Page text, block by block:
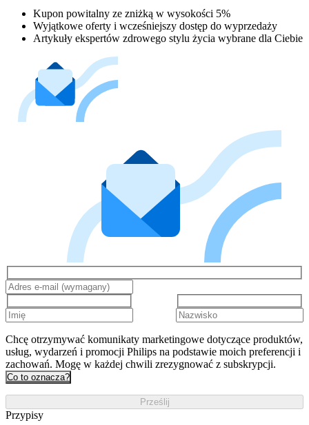
Kupon powitalny ze zniżką w wysokości 5%
Wyjątkowe oferty i wcześniejszy dostęp do wyprzedaży
Artykuły ekspertów zdrowego stylu życia wybrane dla Ciebie
Chcę otrzymywać komunikaty marketingowe dotyczące produktów,
usług, wydarzeń i promocji Philips na podstawie moich preferencji i
zachowań. Mogę w każdej chwili zrezygnować z subskrypcji.
Co to oznacza?
Prześlij
Przypisy